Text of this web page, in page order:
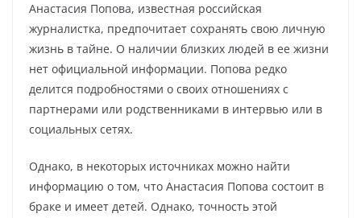
Анастасия Попова, известная российская
журналистка, предпочитает сохранять свою личную
жизнь в тайне. О наличии близких людей в ее жизни
нет официальной информации. Попова редко
делится подробностями о своих отношениях с
партнерами или родственниками в интервью или в
социальных сетях.
Однако, в некоторых источниках можно найти
информацию о том, что Анастасия Попова состоит в
браке и имеет детей. Однако, точность этой